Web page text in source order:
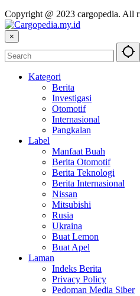
Copyright @ 2023 cargopedia. All
×
Kategori
Berita
Investigasi
Otomotif
Internasional
Pangkalan
Label
Manfaat Buah
Berita Otomotif
Berita Teknologi
Berita Internasional
Nissan
Mitsubishi
Rusia
Ukraina
Buat Lemon
Buat Apel
Laman
Indeks Berita
Privacy Policy
Pedoman Media Siber